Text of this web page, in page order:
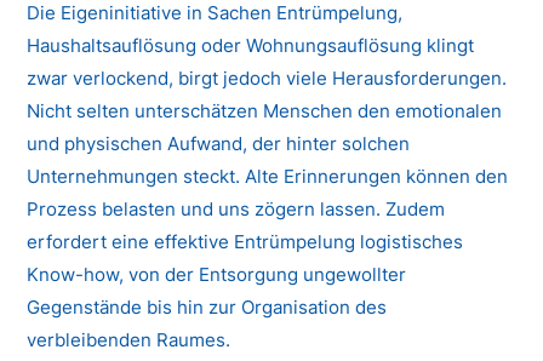
Die Eigeninitiative in Sachen Entrümpelung,
Haushaltsauflösung oder Wohnungsauflösung klingt
zwar verlockend, birgt jedoch viele Herausforderungen.
Nicht selten unterschätzen Menschen den emotionalen
und physischen Aufwand, der hinter solchen
Unternehmungen steckt. Alte Erinnerungen können den
Prozess belasten und uns zögern lassen. Zudem
erfordert eine effektive Entrümpelung logistisches
Know-how, von der Entsorgung ungewollter
Gegenstände bis hin zur Organisation des
verbleibenden Raumes.